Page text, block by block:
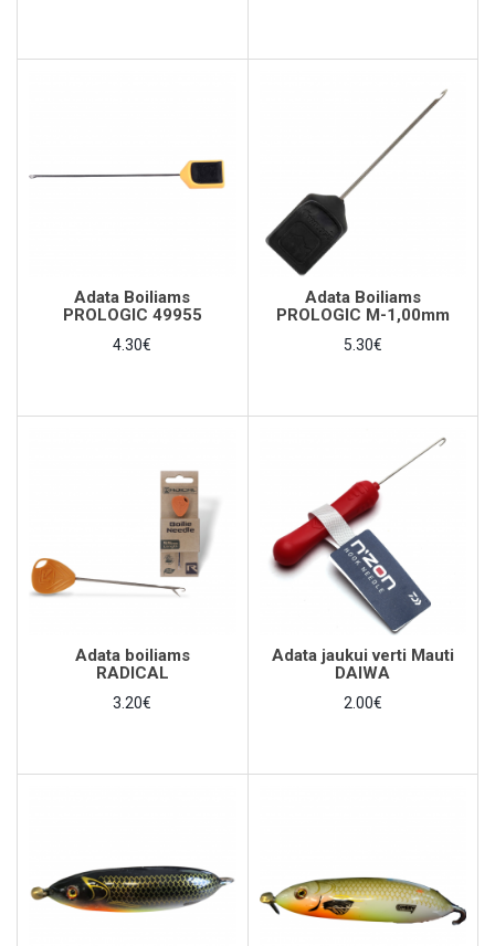
Adata Boiliams
PROLOGIC 49955
4.30€
Adata Boiliams
PROLOGIC M-1,00mm
5.30€
Adata boiliams
RADICAL
3.20€
Adata jaukui verti Mauti
DAIWA
2.00€